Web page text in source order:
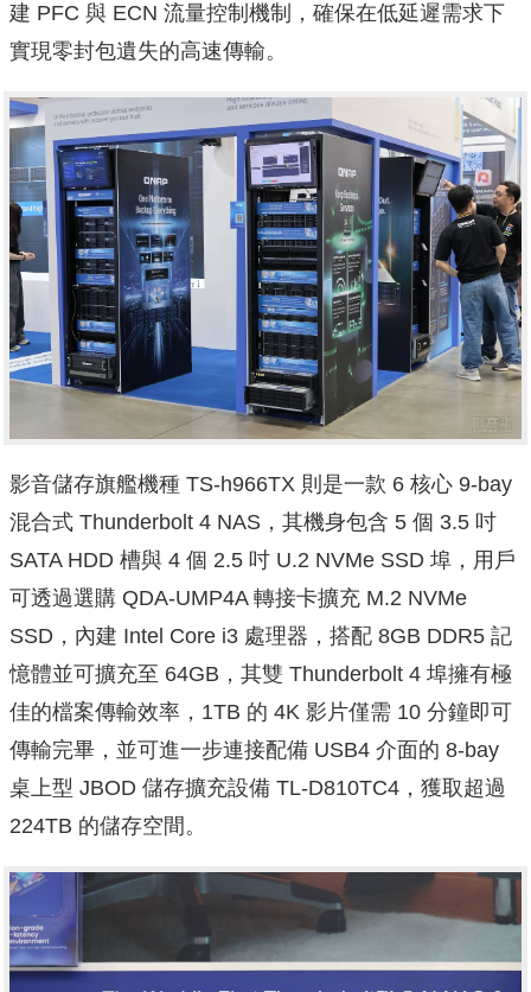
建 PFC 與 ECN 流量控制機制，確保在低延遲需求下
實現零封包遺失的高速傳輸。
影音儲存旗艦機種 TS-h966TX 則是一款 6 核心 9-bay
混合式 Thunderbolt 4 NAS，其機身包含 5 個 3.5 吋
SATA HDD 槽與 4 個 2.5 吋 U.2 NVMe SSD 埠，用戶
可透過選購 QDA-UMP4A 轉接卡擴充 M.2 NVMe
SSD，內建 Intel Core i3 處理器，搭配 8GB DDR5 記
憶體並可擴充至 64GB，其雙 Thunderbolt 4 埠擁有極
佳的檔案傳輸效率，1TB 的 4K 影片僅需 10 分鐘即可
傳輸完畢，並可進一步連接配備 USB4 介面的 8-bay
桌上型 JBOD 儲存擴充設備 TL-D810TC4，獲取超過
224TB 的儲存空間。